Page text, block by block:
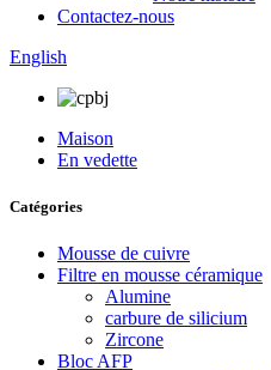
Contactez-nous
English
Maison
En vedette
Catégories
Mousse de cuivre
Filtre en mousse céramique
Alumine
carbure de silicium
Zircone
Bloc AFP